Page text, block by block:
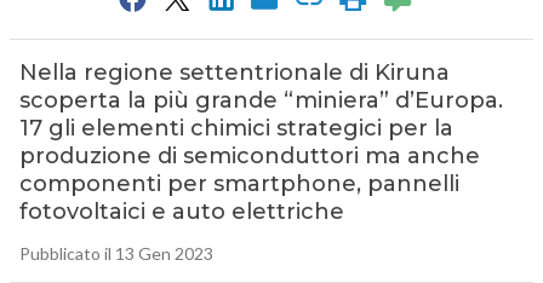
Nella regione settentrionale di Kiruna
scoperta la più grande “miniera” d’Europa.
17 gli elementi chimici strategici per la
produzione di semiconduttori ma anche
componenti per smartphone, pannelli
fotovoltaici e auto elettriche
Pubblicato il 13 Gen 2023